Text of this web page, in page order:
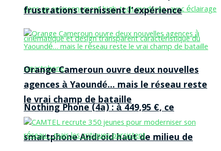
Nothing Phone (4a) : à 449,95 €, ce
smartphone Android haut de milieu de
frustrations ternissent l’expérience
Orange Cameroun ouvre deux nouvelles
agences à Yaoundé… mais le réseau reste
le vrai champ de bataille